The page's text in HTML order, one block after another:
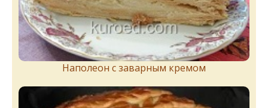
Наполеон с заварным кремом